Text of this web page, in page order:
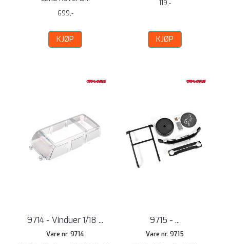
699,-
KJØP
119,-
KJØP
9714 - Vinduer 1/18 ...
Vare nr. 9714
9715 - ...
Vare nr. 9715